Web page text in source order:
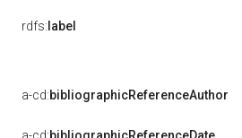
rdfs: label
a-cd:bibliographicReferenceAuthor